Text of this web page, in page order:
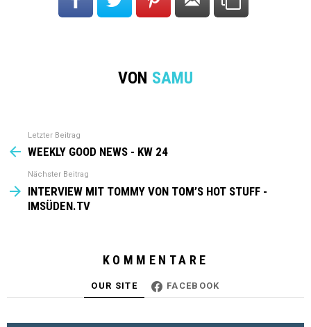
VON SAMU
more
Letzter Beitrag
WEEKLY GOOD NEWS - KW 24
Nächster Beitrag
INTERVIEW MIT TOMMY VON TOM’S HOT STUFF -
IMSÜDEN.TV
KOMMENTARE
OUR SITE FACEBOOK